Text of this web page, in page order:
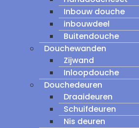
Inbouw douche
inbouwdeel
Buitendouche
Douchewanden
Zijwand
Inloopdouche
Douchedeuren
Draaideuren
Schuifdeuren
Nis deuren